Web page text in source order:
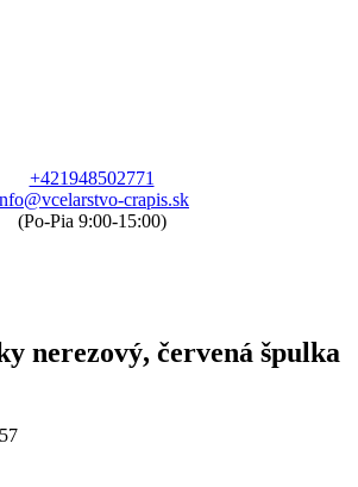
+421948502771
crapis.sk
(Po-Pia 9:00-15:00)
nerezový, červená špulka